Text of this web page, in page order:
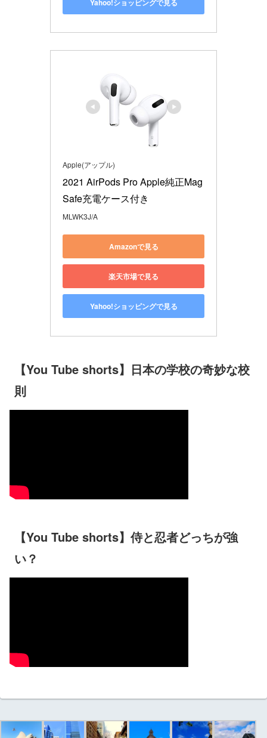
Yahoo!ショッピングで見る
Apple(アップル)
2021 AirPods Pro Apple純正Mag
Safe充電ケース付き
MLWK3J/A
Amazonで見る
楽天市場で見る
Yahoo!ショッピングで見る
【You Tube shorts】日本の学校の奇妙な校
則
【You Tube shorts】侍と忍者どっちが強
い？